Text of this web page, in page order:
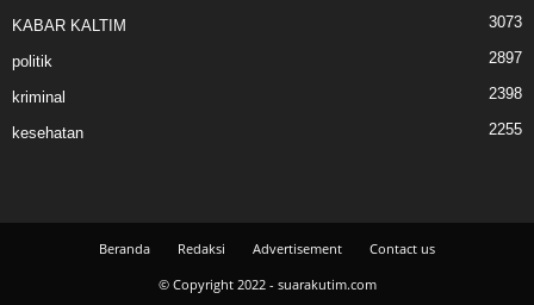
KABAR KALTIM 3073
politik 2897
kriminal 2398
kesehatan 2255
Beranda Redaksi Advertisement
Contact us
© Copyright 2022 - suarakutim.com